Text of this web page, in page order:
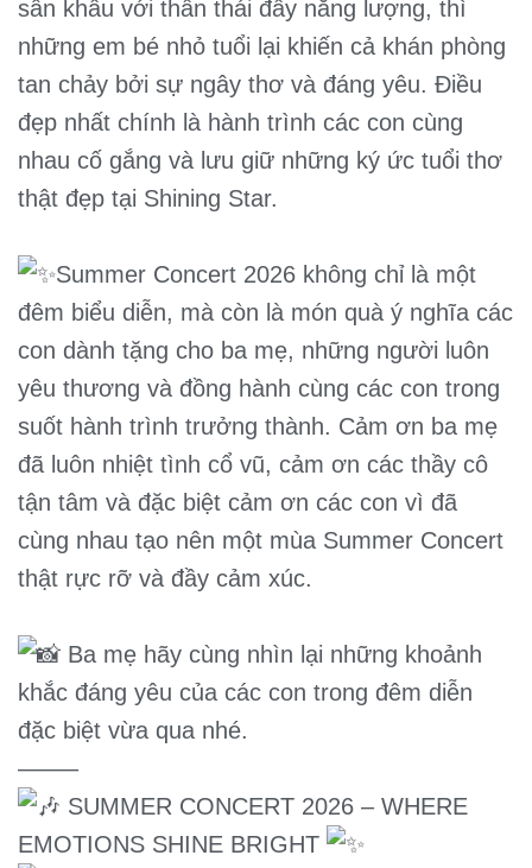
sân khấu với thần thái đầy năng lượng, thì
những em bé nhỏ tuổi lại khiến cả khán phòng
tan chảy bởi sự ngây thơ và đáng yêu. Điều
đẹp nhất chính là hành trình các con cùng
nhau cố gắng và lưu giữ những ký ức tuổi thơ
thật đẹp tại Shining Star.
Summer Concert 2026 không chỉ là một
đêm biểu diễn, mà còn là món quà ý nghĩa các
con dành tặng cho ba mẹ, những người luôn
yêu thương và đồng hành cùng các con trong
suốt hành trình trưởng thành. Cảm ơn ba mẹ
đã luôn nhiệt tình cổ vũ, cảm ơn các thầy cô
tận tâm và đặc biệt cảm ơn các con vì đã
cùng nhau tạo nên một mùa Summer Concert
thật rực rỡ và đầy cảm xúc.
Ba mẹ hãy cùng nhìn lại những khoảnh
khắc đáng yêu của các con trong đêm diễn
đặc biệt vừa qua nhé.
——–
SUMMER CONCERT 2026 – WHERE
EMOTIONS SHINE BRIGHT